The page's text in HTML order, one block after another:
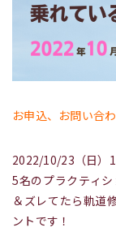
お申込、お問い合
2022/10/23（日）
5名のプラクティ
＆ズレてたら軌道
ントです！